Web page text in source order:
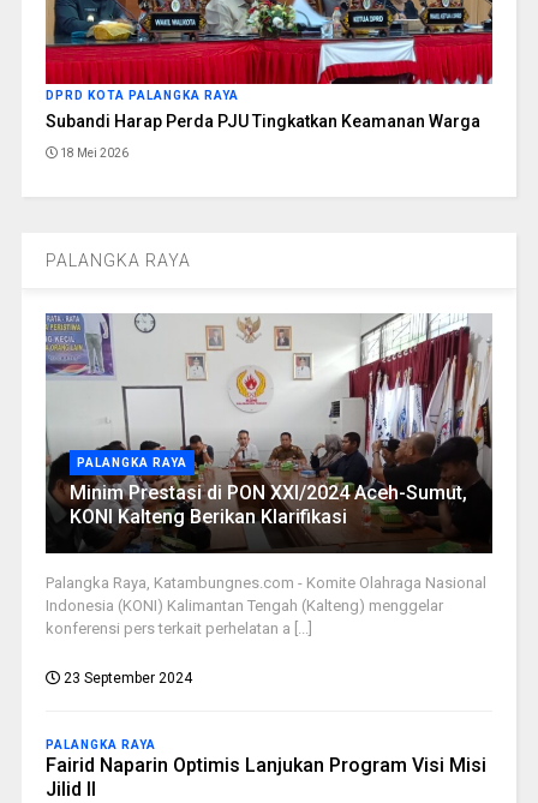
DPRD KOTA PALANGKA RAYA
Subandi Harap Perda PJU Tingkatkan Keamanan Warga
18 Mei 2026
PALANGKA RAYA
PALANGKA RAYA
Minim Prestasi di PON XXI/2024 Aceh-Sumut,
KONI Kalteng Berikan Klarifikasi
Palangka Raya, Katambungnes.com - Komite Olahraga Nasional
Indonesia (KONI) Kalimantan Tengah (Kalteng) menggelar
konferensi pers terkait perhelatan a [...]
23 September 2024
PALANGKA RAYA
Fairid Naparin Optimis Lanjukan Program Visi Misi
Jilid II